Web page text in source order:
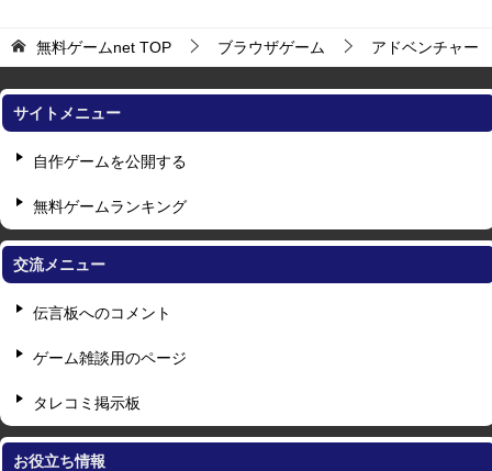
無料ゲームnet TOP ブラウザゲーム アドベンチャー
サイトメニュー
自作ゲームを公開する
無料ゲームランキング
交流メニュー
伝言板へのコメント
ゲーム雑談用のページ
タレコミ掲示板
お役立ち情報